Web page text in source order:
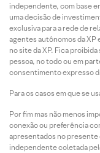
independente, com base
uma decisão de
exclusiva para a rede de
agentes autônomos da XP
no site da XP. Fica
pessoa, no todo ou em
consentimento expresso
Para os casos em que se
Por fim mas não menos
conexão ou preferência
apresentados no presente
independente coletada